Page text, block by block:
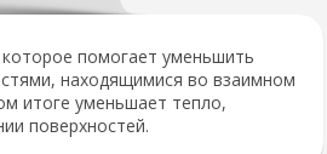
помогает уменьшить
находящимися во взаимном
итоге уменьшает тепло,
поверхностей.